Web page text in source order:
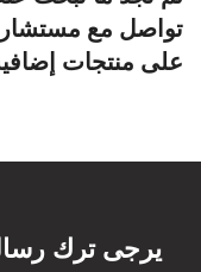
تواصل مع
على منتجات
يرجى ترك